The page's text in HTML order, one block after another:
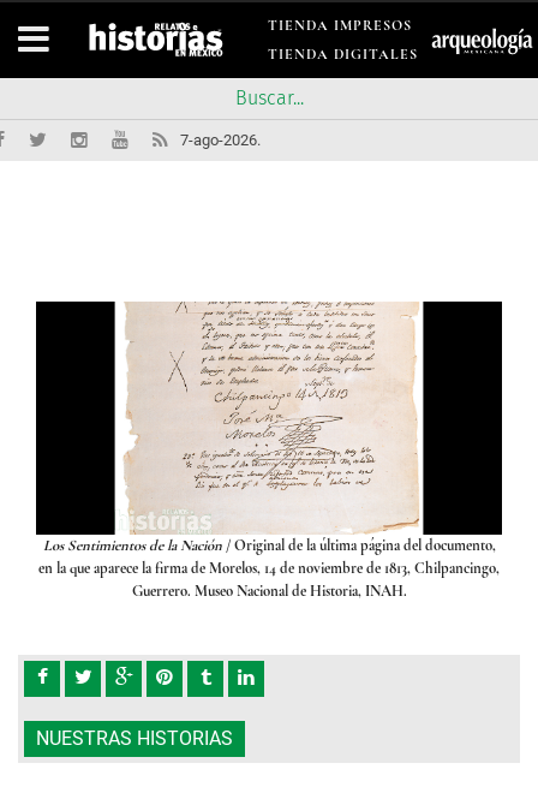
TIENDA IMPRESOS
TIENDA DIGITALES
7-ago-2026.
Los Sentimientos de la Nación / Original de la última página del documento,
en la que aparece la firma de Morelos, 14 de noviembre de 1813, Chilpancingo,
Guerrero. Museo Nacional de Historia, INAH.
NUESTRAS HISTORIAS